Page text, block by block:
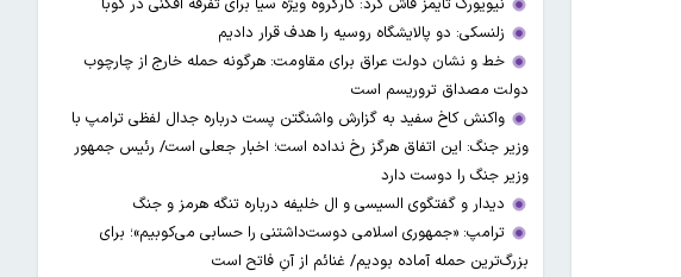
زلنسکی: دو پالایشگاه روسیه را هدف قرار دادیم
خط و نشان دولت عراق برای مقاومت: هرگونه حمله خارج از چارچوب
دولت مصداق تروریسم است
واکنش کاخ سفید به گزارش واشنگتن پست درباره جدال لفظی ترامپ با
وزیر جنگ: این اتفاق هرگز رخ نداده است؛ اخبار جعلی است/ رئیس جمهور
وزیر جنگ را دوست دارد
دیدار و گفتگوی السیسی و ال خلیفه درباره تنگه هرمز و جنگ
ترامپ: «جمهوری اسلامی دوست‌داشتنی را حسابی می‌کوبیم»؛ برای
بزرگ‌ترین حمله آماده بودیم/ غنائم از آنِ فاتح است